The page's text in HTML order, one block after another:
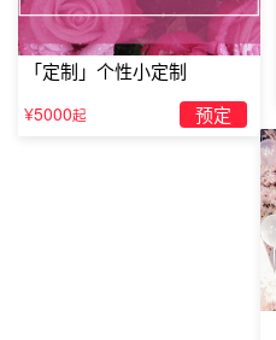
《I swear》——westlife：以雄
表白，更似在承诺未来。
《喜欢你现在的样子》——黄
《she》、《time tosay
「定制」个性小定制
¥5000起 预定